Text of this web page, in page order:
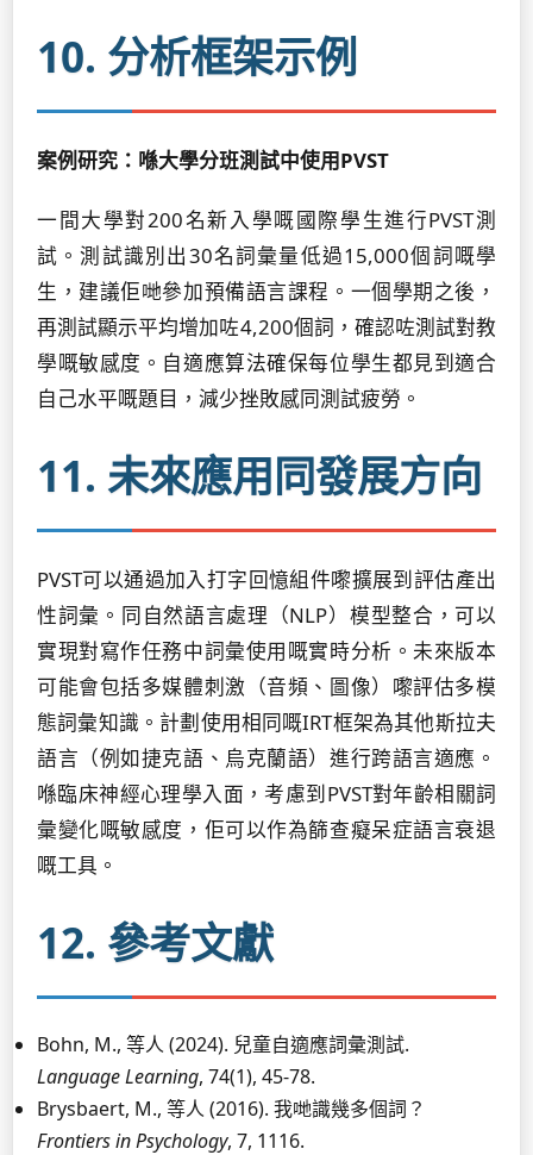
10. 分析框架示例
案例研究：喺大學分班測試中使用PVST
一間大學對200名新入學嘅國際學生進行PVST測
試。測試識別出30名詞彙量低過15,000個詞嘅學
生，建議佢哋參加預備語言課程。一個學期之後，
再測試顯示平均增加咗4,200個詞，確認咗測試對教
學嘅敏感度。自適應算法確保每位學生都見到適合
自己水平嘅題目，減少挫敗感同測試疲勞。
11. 未來應用同發展方向
PVST可以通過加入打字回憶組件嚟擴展到評估產出
性詞彙。同自然語言處理（NLP）模型整合，可以
實現對寫作任務中詞彙使用嘅實時分析。未來版本
可能會包括多媒體刺激（音頻、圖像）嚟評估多模
態詞彙知識。計劃使用相同嘅IRT框架為其他斯拉夫
語言（例如捷克語、烏克蘭語）進行跨語言適應。
喺臨床神經心理學入面，考慮到PVST對年齡相關詞
彙變化嘅敏感度，佢可以作為篩查癡呆症語言衰退
嘅工具。
12. 參考文獻
Bohn, M., 等人 (2024). 兒童自適應詞彙測試.
Language Learning, 74(1), 45-78.
Brysbaert, M., 等人 (2016). 我哋識幾多個詞？
Frontiers in Psychology, 7, 1116.